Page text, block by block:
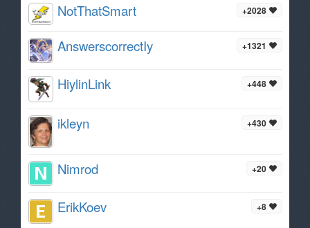
+2028
NotThatSmart
+1321
AnswerscorrectIy
+448
HiylinLink
+430
ikleyn
+20
Nimrod
+8
ErikKoev